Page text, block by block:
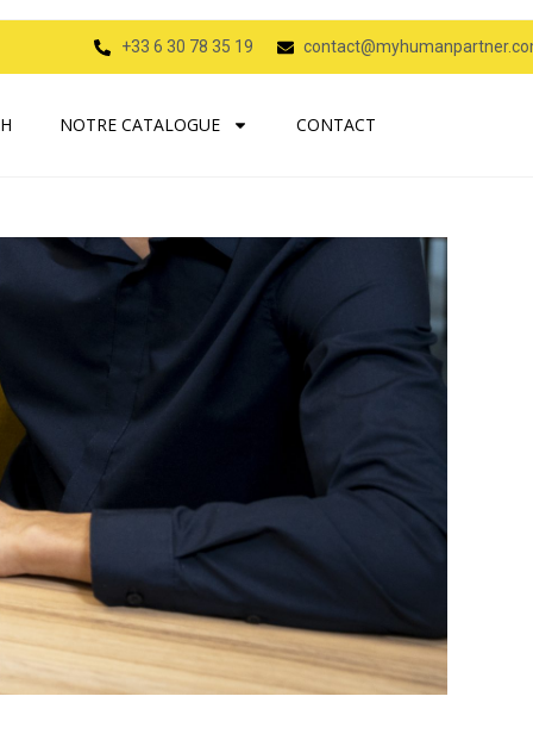
+33 6 30 78 35 19
NOTRE CATALOGUE CONTACT